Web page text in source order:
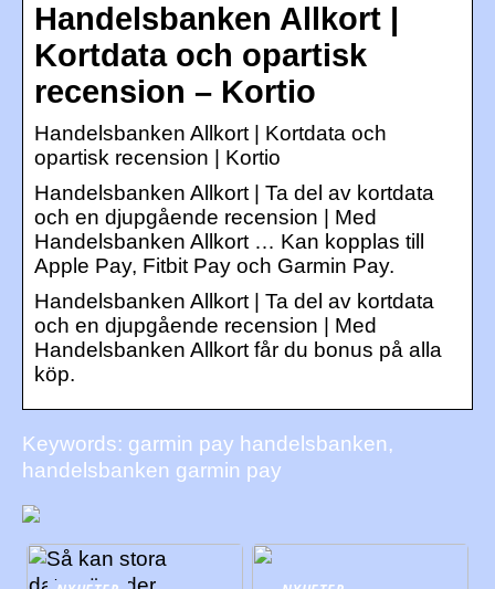
Handelsbanken Allkort |
Kortdata och opartisk
recension – Kortio
Handelsbanken Allkort | Kortdata och
opartisk recension | Kortio
Handelsbanken Allkort | Ta del av kortdata
och en djupgående recension | Med
Handelsbanken Allkort … Kan kopplas till
Apple Pay, Fitbit Pay och Garmin Pay.
Handelsbanken Allkort | Ta del av kortdata
och en djupgående recension | Med
Handelsbanken Allkort får du bonus på alla
köp.
Keywords: garmin pay handelsbanken,
handelsbanken garmin pay